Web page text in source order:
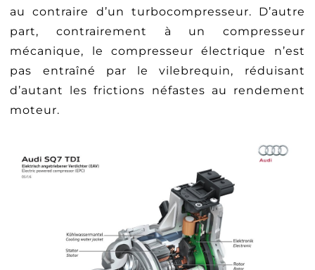
au contraire d’un turbocompresseur. D’autre
part, contrairement à un compresseur
mécanique, le compresseur électrique n’est
pas entraîné par le vilebrequin, réduisant
d’autant les frictions néfastes au rendement
moteur.